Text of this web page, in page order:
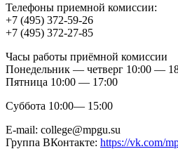
Телефоны приемной комиссии:
+7 (495) 372-59-26
+7 (495) 372-27-85
Часы работы приёмной комиссии
Понедельник — четверг 10:00 —
Пятница 10:00 — 17:00
Суббота 10:00— 15:00
E-mail: college@mpgu.su
Группа ВКонтакте: https://vk.com/